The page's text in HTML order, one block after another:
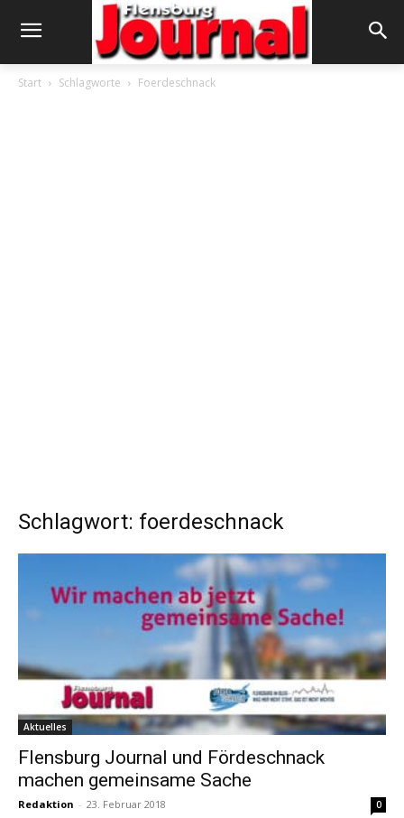
Start Schlagworte Foerdeschnack
Schlagwort: foerdeschnack
Aktuelles
Flensburg Journal und Fördeschnack
machen gemeinsame Sache
Redaktion - 23. Februar 2018 0